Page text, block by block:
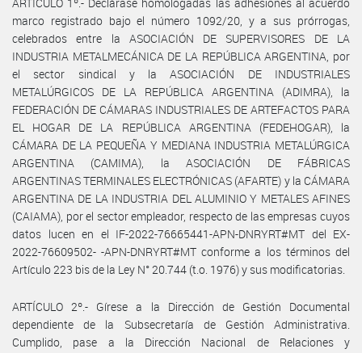
marco registrado bajo el número 1092/20, y a sus prórrogas,
celebrados entre la ASOCIACIÓN DE SUPERVISORES DE LA
INDUSTRIA METALMECÁNICA DE LA REPÚBLICA ARGENTINA, por
el sector sindical y la ASOCIACIÓN DE INDUSTRIALES
METALÚRGICOS DE LA REPÚBLICA ARGENTINA (ADIMRA), la
FEDERACIÓN DE CÁMARAS INDUSTRIALES DE ARTEFACTOS PARA
EL HOGAR DE LA REPÚBLICA ARGENTINA (FEDEHOGAR), la
CÁMARA DE LA PEQUEÑA Y MEDIANA INDUSTRIA METALÚRGICA
ARGENTINA (CAMIMA), la ASOCIACIÓN DE FÁBRICAS
ARGENTINAS TERMINALES ELECTRÓNICAS (AFARTE) y la CÁMARA
ARGENTINA DE LA INDUSTRIA DEL ALUMINIO Y METALES AFINES
(CAIAMA), por el sector empleador, respecto de las empresas cuyos
datos lucen en el IF-2022-76665441-APN-DNRYRT#MT del EX-
2022-76609502- -APN-DNRYRT#MT conforme a los términos del
Artículo 223 bis de la Ley N° 20.744 (t.o. 1976) y sus modificatorias.
ARTÍCULO 2º.- Gírese a la Dirección de Gestión Documental
dependiente de la Subsecretaría de Gestión Administrativa.
Cumplido, pase a la Dirección Nacional de Relaciones y